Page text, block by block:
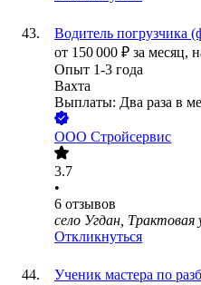
Водитель погрузчика
от 150 000 ₽ за месяц,
Опыт 1-3 года
Вахта
Выплаты: Два раза в
ООО Стройсервис
3.7
•
6 отзывов
село Угдан, Трактовая
Откликнуться
Ученик мастера по